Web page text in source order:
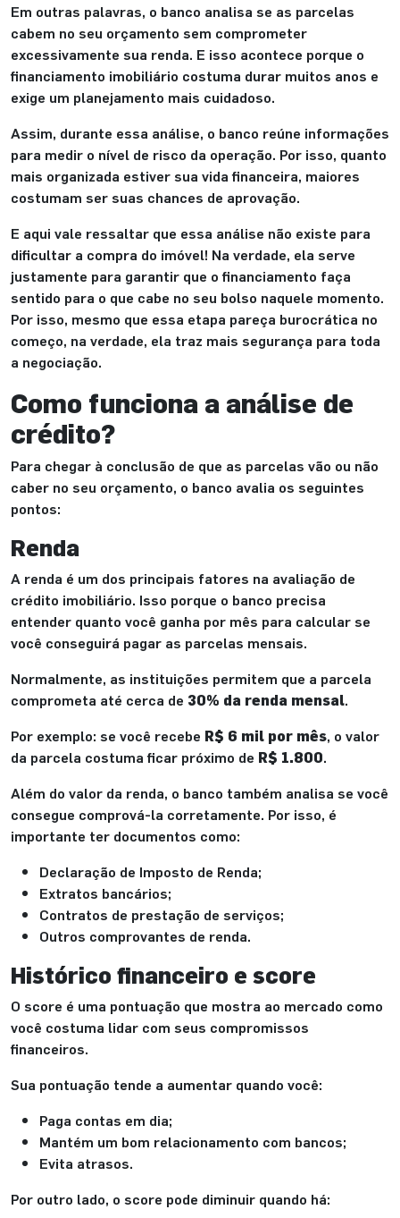
Em outras palavras, o banco analisa se as parcelas
cabem no seu orçamento sem comprometer
excessivamente sua renda. E isso acontece porque o
financiamento imobiliário costuma durar muitos anos e
exige um planejamento mais cuidadoso.
Assim, durante essa análise, o banco reúne informações
para medir o nível de risco da operação. Por isso, quanto
mais organizada estiver sua vida financeira, maiores
costumam ser suas chances de aprovação.
E aqui vale ressaltar que essa análise não existe para
dificultar a compra do imóvel! Na verdade, ela serve
justamente para garantir que o financiamento faça
sentido para o que cabe no seu bolso naquele momento.
Por isso, mesmo que essa etapa pareça burocrática no
começo, na verdade, ela traz mais segurança para toda
a negociação.
Como funciona a análise de
crédito?
Para chegar à conclusão de que as parcelas vão ou não
caber no seu orçamento, o banco avalia os seguintes
pontos:
Renda
A renda é um dos principais fatores na avaliação de
crédito imobiliário. Isso porque o banco precisa
entender quanto você ganha por mês para calcular se
você conseguirá pagar as parcelas mensais.
Normalmente, as instituições permitem que a parcela
comprometa até cerca de 30% da renda mensal.
Por exemplo: se você recebe R$ 6 mil por mês, o valor
da parcela costuma ficar próximo de R$ 1.800.
Além do valor da renda, o banco também analisa se você
consegue comprová-la corretamente. Por isso, é
importante ter documentos como:
Declaração de Imposto de Renda;
Extratos bancários;
Contratos de prestação de serviços;
Outros comprovantes de renda.
Histórico financeiro e score
O score é uma pontuação que mostra ao mercado como
você costuma lidar com seus compromissos
financeiros.
Sua pontuação tende a aumentar quando você:
Paga contas em dia;
Mantém um bom relacionamento com bancos;
Evita atrasos.
Por outro lado, o score pode diminuir quando há: